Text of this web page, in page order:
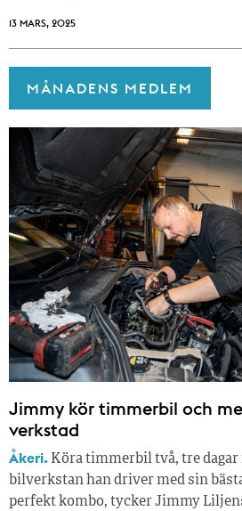
13 MARS, 2025
MÅNADENS MEDLEM
Jimmy kör timmerbil och
verkstad
Åkeri. Köra timmerbil två, tre dagar
bilverkstan han driver med sin
perfekt kombo, tycker Jimmy